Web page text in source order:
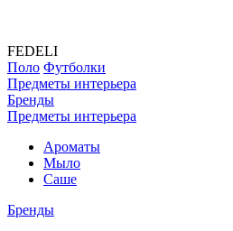
FEDELI
Поло Футболки
Предметы интерьера
Бренды
Предметы интерьера
Ароматы
Мыло
Саше
Бренды